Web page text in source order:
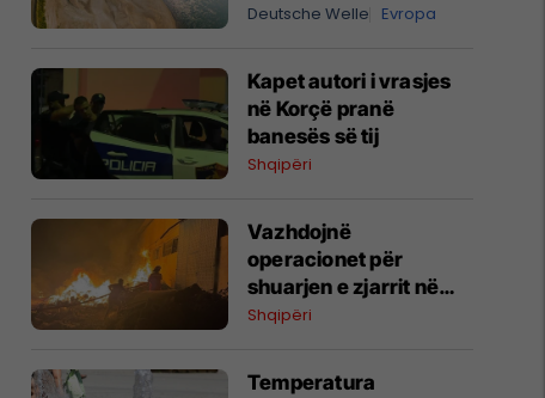
Deutsche Welle Evropa
Kapet autori i vrasjes
në Korçë pranë
banesës së tij
Shqipëri
Vazhdojnë
operacionet për
shuarjen e zjarrit në
Krujë, nis evakuimi i
Shqipëri
Temperatura